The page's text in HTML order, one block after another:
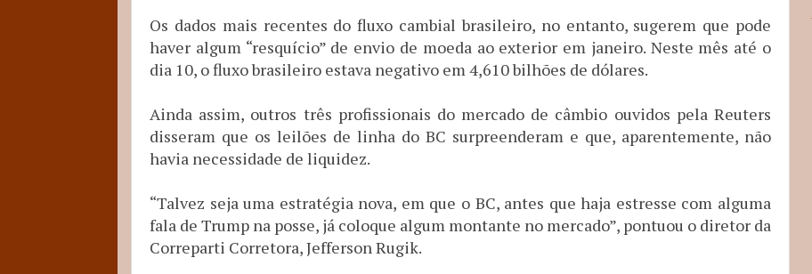
Os dados mais recentes do fluxo cambial brasileiro, no entanto, sugerem que pode
haver algum “resquício” de envio de moeda ao exterior em janeiro. Neste mês até o
dia 10, o fluxo brasileiro estava negativo em 4,610 bilhões de dólares.
Ainda assim, outros três profissionais do mercado de câmbio ouvidos pela Reuters
disseram que os leilões de linha do BC surpreenderam e que, aparentemente, não
havia necessidade de liquidez.
“Talvez seja uma estratégia nova, em que o BC, antes que haja estresse com alguma
fala de Trump na posse, já coloque algum montante no mercado”, pontuou o diretor da
Correparti Corretora, Jefferson Rugik.